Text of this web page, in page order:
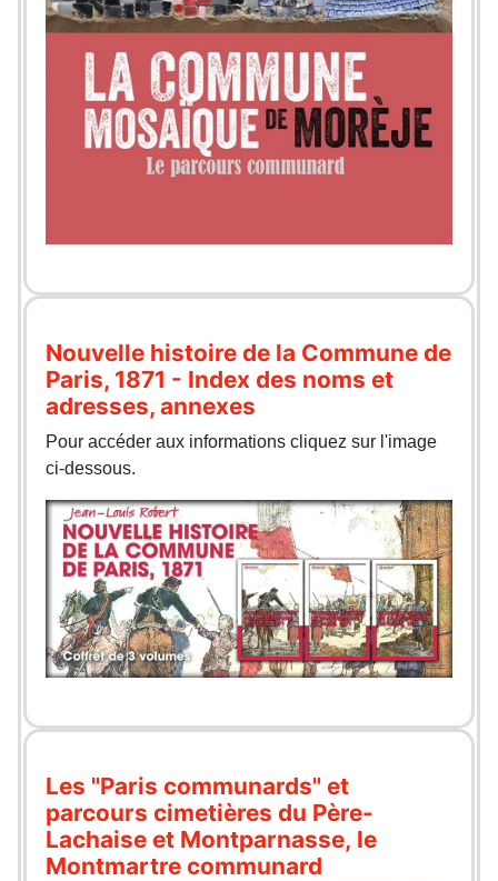
Nouvelle histoire de la Commune de
Paris, 1871 - Index des noms et
adresses, annexes
Pour accéder aux informations cliquez sur l'image
ci-dessous.
Les "Paris communards" et
parcours cimetières du Père-
Lachaise et Montparnasse, le
Montmartre communard